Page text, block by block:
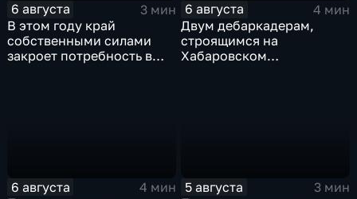
6 августа
3 мин
В этом году край
собственными силами
закроет потребность в
6 августа
4 мин
Двум дебаркадерам,
строящимся на
Хабаровском
6 августа
4 мин
5 августа
3 мин